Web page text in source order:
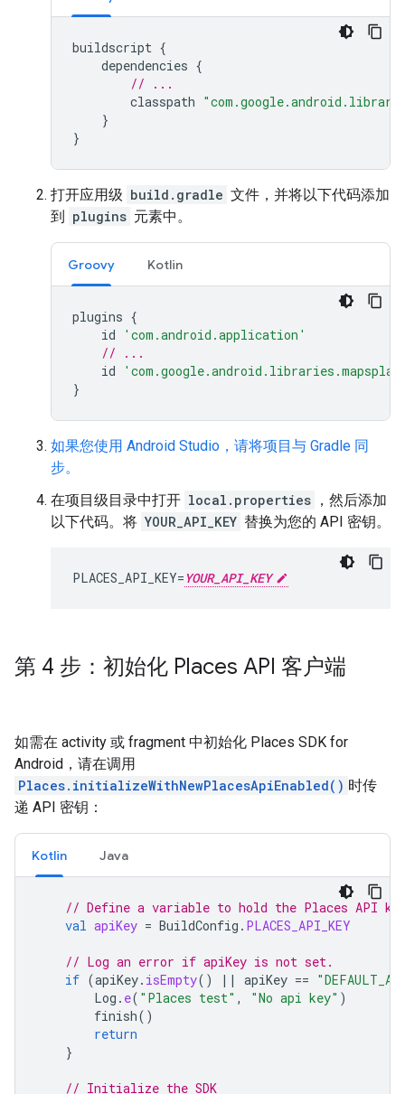
buildscript {
dependencies {
// ...
classpath
}
}
打开应用级 build.gradle 文件，并将以下代码添加
到 plugins 元素中。
Groovy Kotlin
plugins {
id
'com.android.application'
// ...
id
}
如果您使用 Android Studio，请将项目与 Gradle 同
步。
在项目级目录中打开 local.properties ，然后添加
以下代码。将 YOUR_API_KEY 替换为您的 API 密钥。
PLACES_API_KEY= YOUR_API_KEY
第 4 步：初始化 Places API 客户端
如需在 activity 或 fragment 中初始化 Places SDK for
Android，请在调用
Places.initializeWithNewPlacesApiEnabled() 时传
递 API 密钥：
Kotlin Java
// Define a variable to hold the Places API
val apiKey = BuildConfig . PLACES_API_KEY
// Log an error if apiKey is not set.
if (apiKey. isEmpty() || apiKey ==
Log . e( "Places test" , "No api key" )
finish()
return
}
// Initialize the SDK